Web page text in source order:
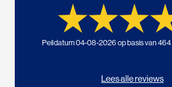
Peildatum 04-08-2026 op basis van
Lees alle reviews